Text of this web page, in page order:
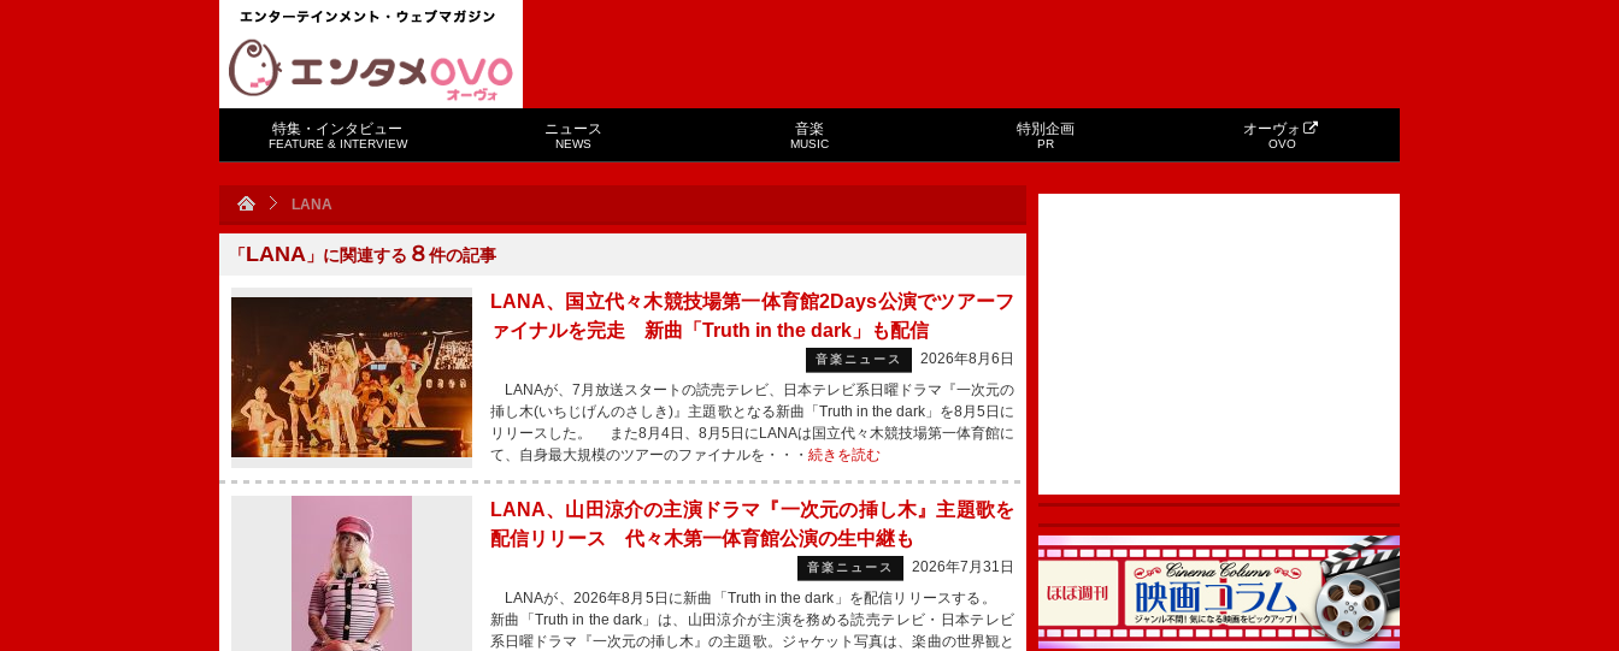
特集・インタビュー
FEATURE & INTERVIEW
ニュース
NEWS
音楽
MUSIC
特別企画
PR
オーヴォ
OVO
LANA
「LANA 」に関連する ８件の記事
LANA、国立代々木競技場第一体育館2Days公演でツアーフ
ァイナルを完走 新曲「Truth in the dark」も配信
音楽ニュース
2026年8月6日
LANAが、7月放送スタートの読売テレビ、日本テレビ系日曜ドラマ『一次元の
挿し木(いちじげんのさしき)』主題歌となる新曲「Truth in the dark」を8月5日に
リリースした。 また8月4日、8月5日にLANAは国立代々木競技場第一体育館に
て、自身最大規模のツアーのファイナルを・・・ 続きを読む
LANA、山田涼介の主演ドラマ『一次元の挿し木』主題歌を
配信リリース 代々木第一体育館公演の生中継も
音楽ニュース
2026年7月31日
LANAが、2026年8月5日に新曲「Truth in the dark」を配信リリースする。
新曲「Truth in the dark」は、山田涼介が主演を務める読売テレビ・日本テレビ
系日曜ドラマ『一次元の挿し木』の主題歌。ジャケット写真は、楽曲の世界観と